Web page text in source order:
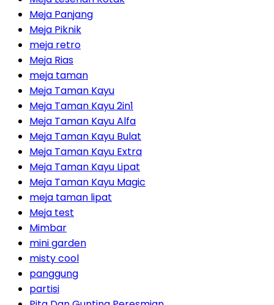
Meja Panjang
Meja Piknik
meja retro
Meja Rias
meja taman
Meja Taman Kayu
Meja Taman Kayu 2in1
Meja Taman Kayu Alfa
Meja Taman Kayu Bulat
Meja Taman Kayu Extra
Meja Taman Kayu Lipat
Meja Taman Kayu Magic
meja taman lipat
Meja test
Mimbar
mini garden
misty cool
panggung
partisi